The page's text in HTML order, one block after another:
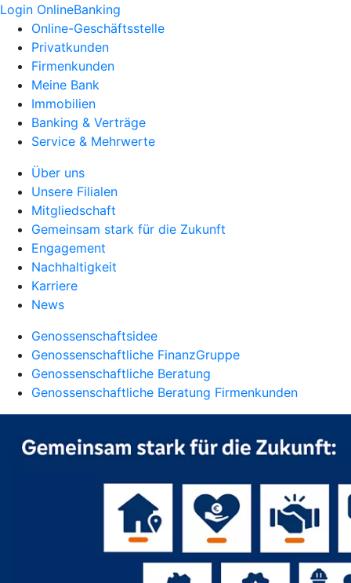
Login OnlineBanking
Online-Geschäftsstelle
Privatkunden
Firmenkunden
Meine Bank
Immobilien
Banking & Verträge
Service & Mehrwerte
Über uns
Unsere Filialen
Mitgliedschaft
Gemeinsam stark für die Zukunft
Engagement
Nachhaltigkeit
Karriere
News
Genossenschaftsidee
Genossenschaftliche FinanzGruppe
Genossenschaftliche Beratung
Genossenschaftliche Beratung Firmenkunden